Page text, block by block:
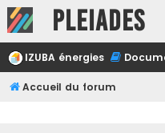
Pleiades
IZUBA énergies
Accueil du forum